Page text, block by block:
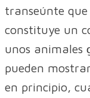
transeúnte
constituye un
unos animales
pueden
en principio,